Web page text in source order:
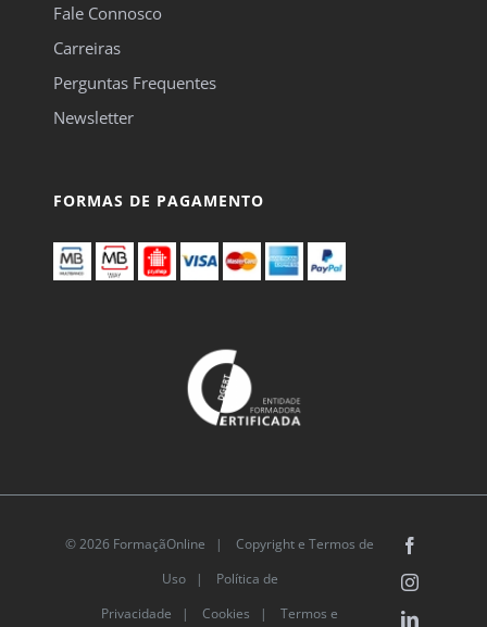
Fale Connosco
Carreiras
Perguntas Frequentes
Newsletter
FORMAS DE PAGAMENTO
© 2026 FormaçãOnline |
Copyright e Termos de
Uso|
Política de
Privacidade | Cookies | Termos e
Instagram
LinkedIn